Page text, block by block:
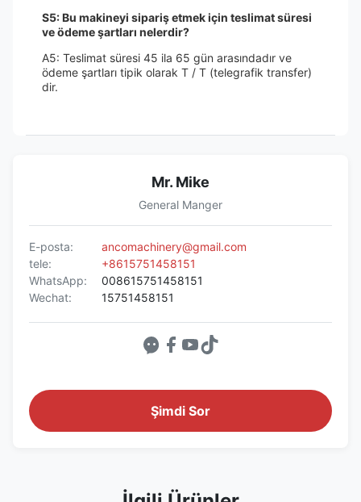
S5: Bu makineyi sipariş etmek için teslimat süresi
ve ödeme şartları nelerdir?
A5: Teslimat süresi 45 ila 65 gün arasındadır ve
ödeme şartları tipik olarak T / T (telegrafik transfer)
dir.
Mr. Mike
General Manger
E-posta:
ancomachinery@gmail.com
tele:
+8615751458151
WhatsApp:
008615751458151
Wechat:
15751458151
Şimdi Sor